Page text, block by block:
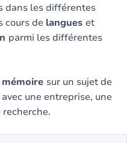
dans les différentes
cours de langues et
parmi les différentes
mémoire sur un sujet de
une entreprise, une